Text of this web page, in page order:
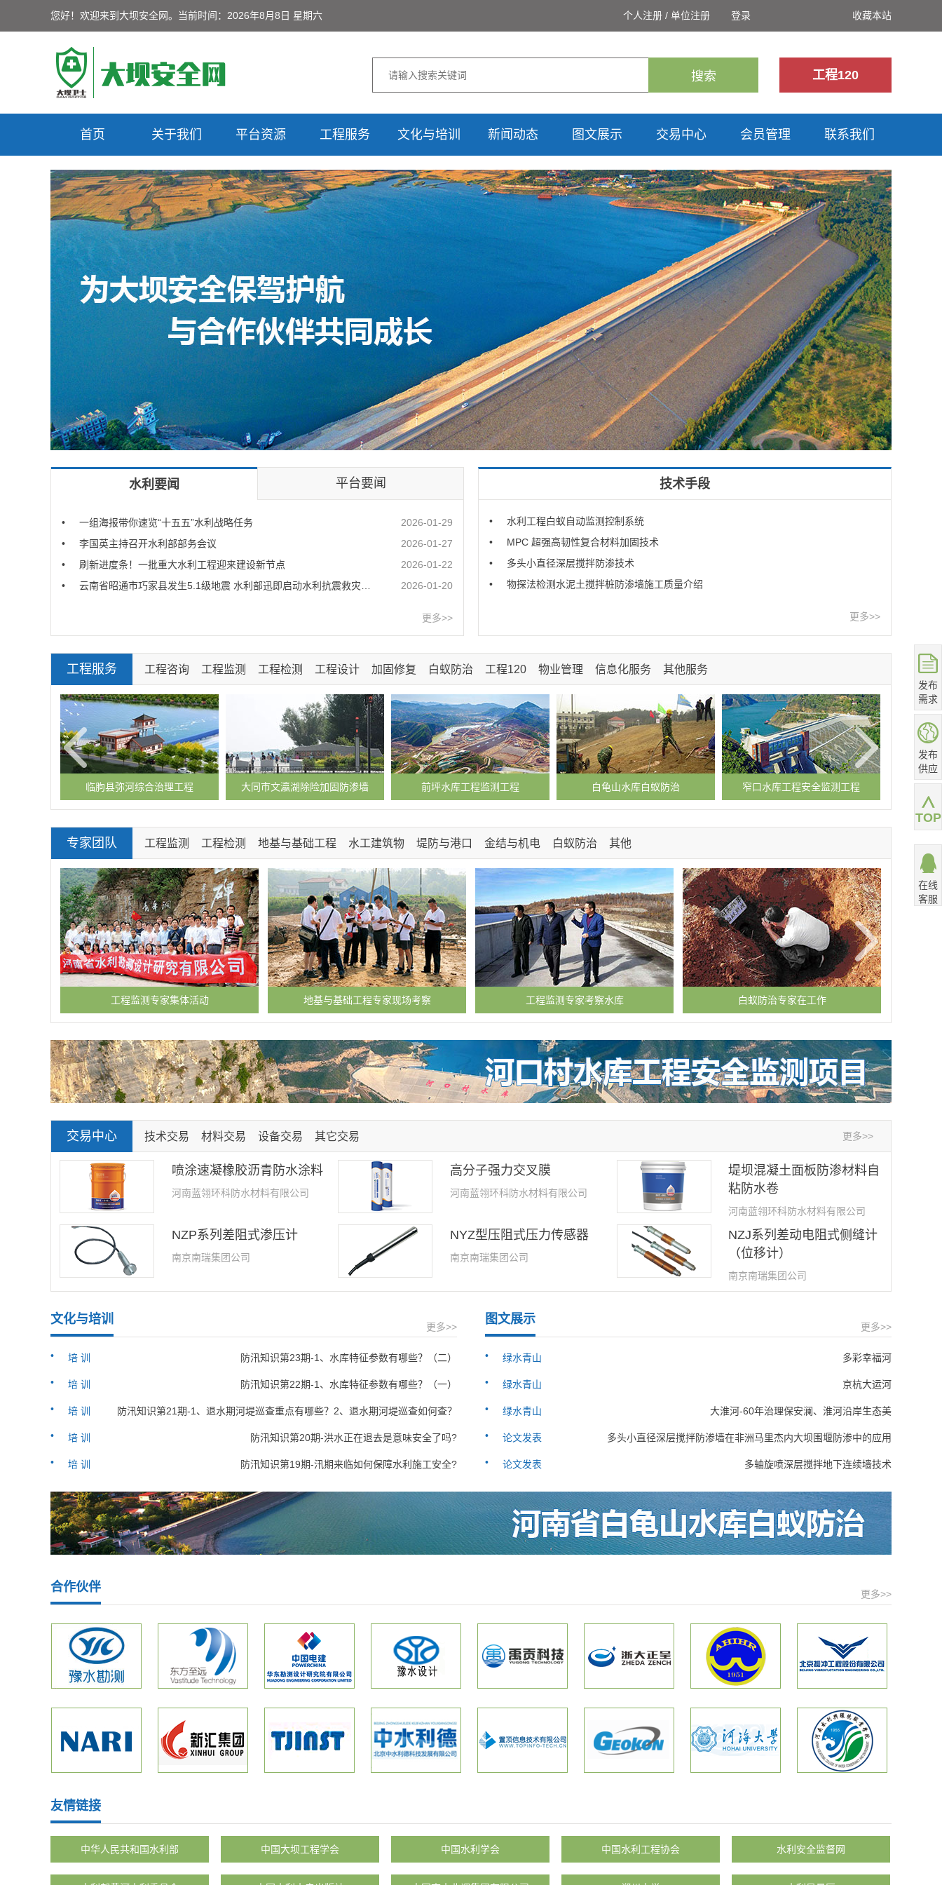
您好！欢迎来到大坝安全网。 当前时间：2026年8月8日 星期六 个人注册 / 单位注册 登录 收藏本站
搜索 工程120
首页 关于我们 平台资源 工程服务 文化与培训 新闻动态 图文展示 交易中心 会员管理 联系我们
水利要闻 平台要闻
• 一组海报带你速览“十五五”水利战略任务
2026-01-29
•
李国英主持召开水利部部务会议
2026-01-27
•
刷新进度条！一批重大水利工程迎来建设新节点
2026-01-22
•
云南省昭通市巧家县发生5.1级地震 水利部迅即启动水利抗震救灾调度指挥机制 2026-01-20
更多>>
技术手段
•
水利工程白蚁自动监测控制系统
•
MPC 超强高韧性复合材料加固技术
•
多头小直径深层搅拌防渗技术
•
物探法检测水泥土搅拌桩防渗墙施工质量介绍
更多>>
工程服务 工程咨询 工程监测 工程检测 工程设计 加固修复 白蚁防治 工程120 物业管理 信息化服务 其他服务
临朐县弥河综合治理工程 大同市文瀛湖除险加固防渗墙 前坪水库工程监测工程 白龟山水库白蚁防治 窄口水库工程安全监测工程 临朐
专家团队 工程监测 工程检测 地基与基础工程 水工建筑物 堤防与港口 金结与机电 白蚁防治 其他
工程监测专家集体活动 地基与基础工程专家现场考察 工程监测专家考察水库 白蚁防治专家在工作
交易中心 技术交易 材料交易 设备交易 其它交易 更多>>
喷涂速凝橡胶沥青防水涂料
河南蓝翎环科防水材料有限公司
高分子强力交叉膜
河南蓝翎环科防水材料有限公司
堤坝混凝土面板防渗材料自
粘防水卷
河南蓝翎环科防水材料有限公司
NZP系列差阻式渗压计
南京南瑞集团公司
NYZ型压阻式压力传感器
南京南瑞集团公司
NZJ系列差动电阻式侧缝计
（位移计）
南京南瑞集团公司
文化与培训
更多>>
• 培 训 防汛知识第23期-1、水库特征参数有哪些？（二）
• 培 训 防汛知识第22期-1、水库特征参数有哪些？（一）
• 培 训 防汛知识第21期-1、退水期河堤巡查重点有哪些？2、退水期河堤巡查如何查？
• 培 训 防汛知识第20期-洪水正在退去是意味安全了吗?
• 培 训 防汛知识第19期-汛期来临如何保障水利施工安全?
图文展示
更多>>
• 绿水青山 多彩幸福河
• 绿水青山 京杭大运河
• 绿水青山 大淮河-60年治理保安澜、淮河沿岸生态美
• 论文发表 多头小直径深层搅拌防渗墙在非洲马里杰内大坝围堰防渗中的应用
• 论文发表 多轴旋喷深层搅拌地下连续墙技术
合作伙伴 更多>>
友情链接
中华人民共和国水利部 中国大坝工程学会 中国水利学会 中国水利工程协会 水利安全监督网
发布
需求
发布
供应
TOP
在线
客服